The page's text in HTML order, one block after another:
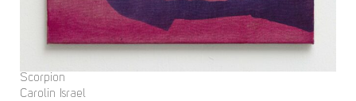
Scorpion
Carolin Israel